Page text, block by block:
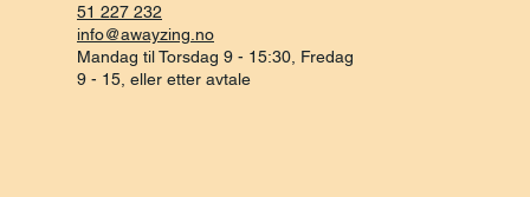
51 227 232
info@awayzing.no
Mandag til Torsdag 9 - 15:30, Fredag
9 - 15, eller etter avtale